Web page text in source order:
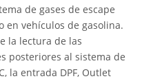
de gases de escape
en vehículos de gasolina.
la lectura de las
posteriores al sistema de
la entrada DPF, Outlet